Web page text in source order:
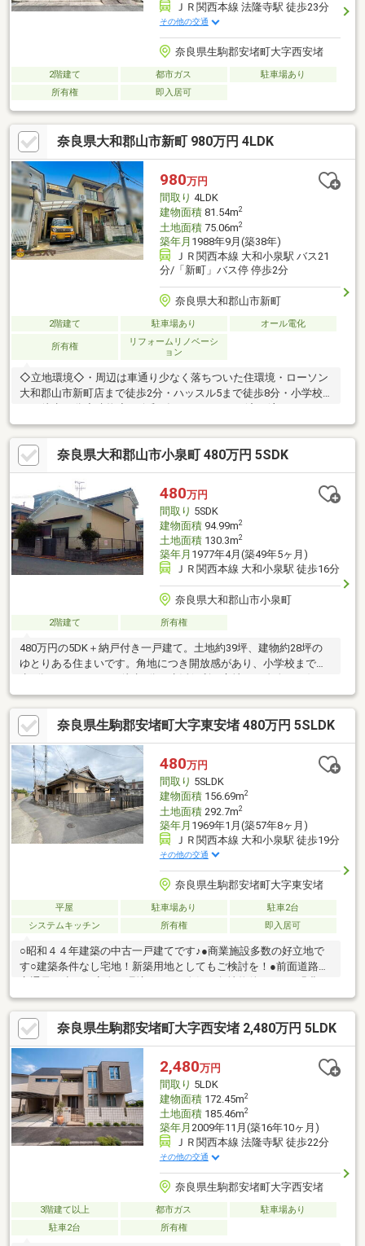
ＪＲ関西本線 法隆寺駅 徒歩23分
その他の交通
奈良県生駒郡安堵町大字西安堵
2階建て 都市ガス
駐車場あり
所有権
即入居可
奈良県大和郡山市新町 980万円 4LDK
980万円
間取り 4LDK
建物面積81.54m2
土地面積75.06m2
築年月 1988年9月(築38年)
ＪＲ関西本線 大和小泉駅 バス21
分/「新町」バス停 停歩2分
奈良県大和郡山市新町
2階建て 駐車場あり オール電化
所有権
リフォームリノベーシ
ョン
◇立地環境◇・周辺は車通り少なく落ちついた住環境・ローソン
大和郡山市新町店まで徒歩2分・ハッスル5まで徒歩8分・小学校
ーム内容 システムキッチン、ユニットバス、トイレ入替 クロ
ス張替え、防蟻処理、火災警報器取付、外壁補修 等）・全居室
収納スペース付・駐車1台(車種制限有)◆◆◆物件見学【随時】受
付中◆◆◆物件見学ご希望は、事前にご予約をお願い致します。
平日ご希望のお客様もご相談下さい♪◆ご予約は電話またはメー
ルで！◆TEL：0120-740-158MAIL：info@narasuma.jp
奈良県大和郡山市小泉町 480万円 5SDK
480万円
間取り 5SDK
建物面積94.99m2
土地面積130.3m2
築年月 1977年4月(築49年5ヶ月)
ＪＲ関西本線 大和小泉駅 徒歩16分
奈良県大和郡山市小泉町
2階建て 所有権
480万円の5DK＋納戸付き一戸建て。土地約39坪、建物約28坪の
ゆとりある住まいです。角地につき開放感があり、小学校まで徒
にリフォームしてお住まいいただくのはもちろん、賃貸用として
の活用もご検討いただけます。手頃な価格で戸建てをお探しの方
はぜひご覧ください。
奈良県生駒郡安堵町大字東安堵 480万円 5SLDK
480万円
間取り 5SLDK
建物面積156.69m2
土地面積292.7m2
築年月 1969年1月(築57年8ヶ月)
ＪＲ関西本線 大和小泉駅 徒歩19分
その他の交通
奈良県生駒郡安堵町大字東安堵
平屋 駐車場あり
駐車2台
システムキッチン
所有権 即入居可
○昭和４４年建築の中古一戸建てです♪●商業施設多数の好立地で
す○建築条件なし宅地！新築用地としてもご検討を！●前面道路も
な環境で落ち着いた住宅街です♪○コンビニ・スーパーも近隣で
す！●駅も徒歩圏内！○交通量少なく安全な環境です！閑静な住宅
街に立地しています♪現在空き家につき、いつでもご内覧可能です
♪お気軽にご内覧ください！
奈良県生駒郡安堵町大字西安堵 2,480万円 5LDK
2,480万円
間取り 5LDK
建物面積172.45m2
土地面積185.46m2
築年月 2009年11月(築16年10ヶ月)
ＪＲ関西本線 法隆寺駅 徒歩22分
その他の交通
奈良県生駒郡安堵町大字西安堵
3階建て以上 都市ガス
駐車場あり
駐車2台
所有権